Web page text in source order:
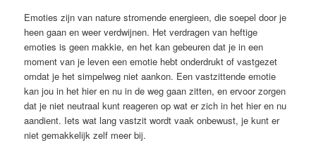
Emoties zijn van nature stromende energieen, die soepel door je
heen gaan en weer verdwijnen. Het verdragen van heftige
emoties is geen makkie, en het kan gebeuren dat je in een
moment van je leven een emotie hebt onderdrukt of vastgezet
omdat je het simpelweg niet aankon. Een vastzittende emotie
kan jou in het hier en nu in de weg gaan zitten, en ervoor zorgen
dat je niet neutraal kunt reageren op wat er zich in het hier en nu
aandient. Iets wat lang vastzit wordt vaak onbewust, je kunt er
niet gemakkelijk zelf meer bij.